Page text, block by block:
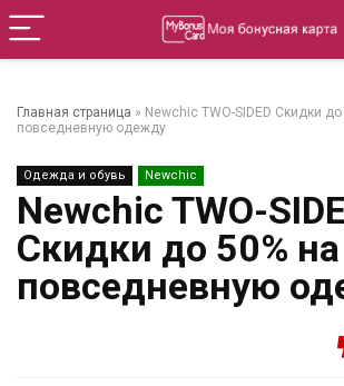
Главная страница » Newchic TWO-SIDED Скидки до
повседневную одежду
Одежда и обувь Newchic
Newchic TWO-
Скидки до 50% на
повседневную